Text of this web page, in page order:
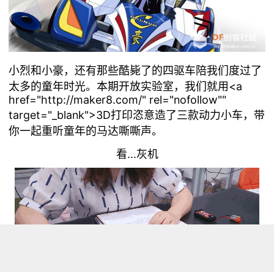
小烈和小豪，还有那些酷毙了的四驱车陪我们度过了
太多的童年时光。本期开放实验室，我们就用<a
href="http://maker8.com/" rel="nofollow""
target="_blank">3D打印恣意造了三款动力小车，带
你一起重听童年的马达嘶嘶声。
看...灰机